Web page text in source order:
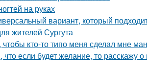
на руках
вариант, который
жителей Сургута
кто-то типо меня сделал мне
если будет желание, то расскажу о